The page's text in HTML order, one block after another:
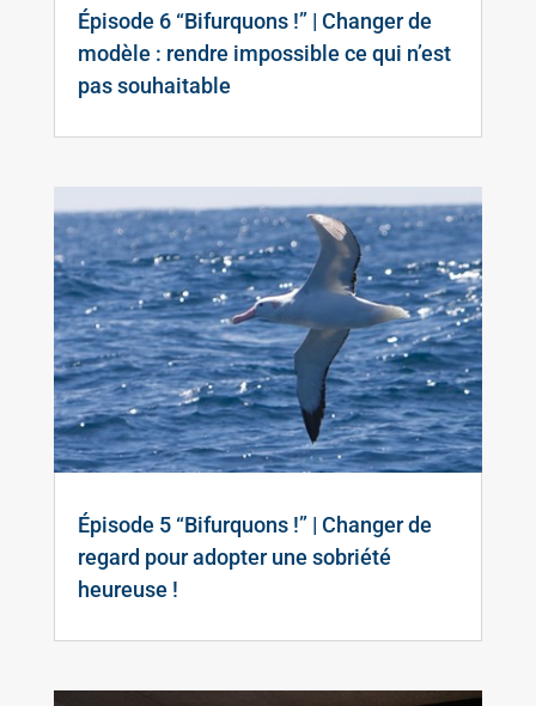
Épisode 6 “Bifurquons !” | Changer de
modèle : rendre impossible ce qui n’est
pas souhaitable
Épisode 5 “Bifurquons !” | Changer de
regard pour adopter une sobriété
heureuse !